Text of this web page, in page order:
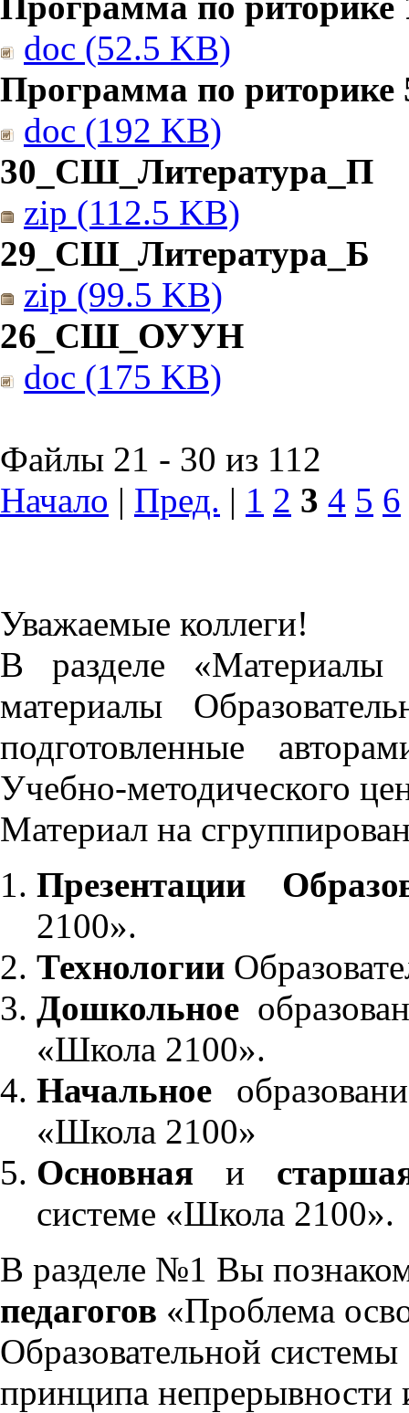
doc (52.5 KB)
Программа по риторике
doc (192 KB)
30_СШ_Литература_П
zip (112.5 KB)
29_СШ_Литература_Б
zip (99.5 KB)
26_СШ_ОУУН
doc (175 KB)
Файлы 21 - 30 из 112
Начало | Пред. | 1 2 3 4 5 6
Уважаемые коллеги!
В разделе «Материалы
материалы
подготовленные
Учебно-методического
Материал на
Презентации
2100».
Технологии
Дошкольное
«Школа 2100».
Начальное
«Школа 2100»
Основнаяи
системе «Школа 2100».
В разделе №1 Вы
педагогов «Проблема
Образовательной
принципа непрерывности